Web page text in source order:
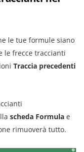
le tue formule siano
le frecce traccianti
Traccia precedenti
scheda Formula e
rimuoverà tutto.